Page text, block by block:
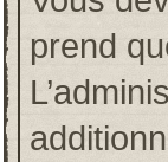
prend